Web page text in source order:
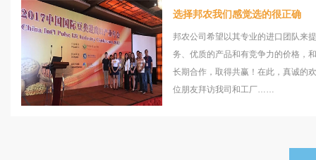
选择邦农我们感觉选的很正确
邦农公司希望以其专业的进口团队来
务、优质的产品和有竞争力的价格，
长期合作，取得共赢！在此，真诚的
位朋友拜访我司和工厂……